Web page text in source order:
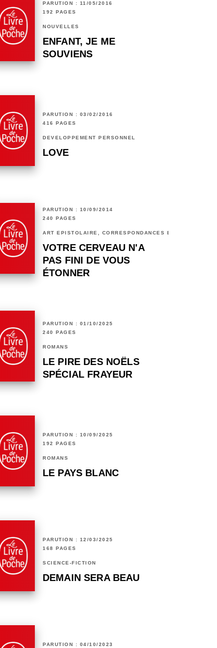
PARUTION : 11/05/2016
192 PAGES
NOUVELLES
ENFANT, JE ME
SOUVIENS
PARUTION : 03/02/2016
416 PAGES
DÉVELOPPEMENT PERSONNEL
LOVE
PARUTION : 10/09/2014
240 PAGES
ART ÉPISTOLAIRE, CORRESPONDANCES ET CHRONIQUES
VOTRE CERVEAU N'A
PAS FINI DE VOUS
ÉTONNER
PARUTION : 01/10/2025
240 PAGES
ROMANS
LE PIRE DES NOËLS
SPÉCIAL FRAYEUR
PARUTION : 10/09/2025
192 PAGES
ROMANS
LE PAYS BLANC
PARUTION : 12/03/2025
168 PAGES
SCIENCE-FICTION
DEMAIN SERA BEAU
PARUTION : 04/10/2023